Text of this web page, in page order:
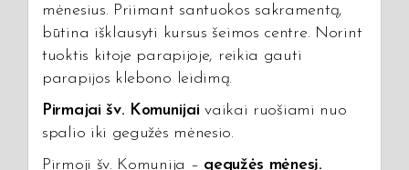
mėnesius. Priimant santuokos sakramentą,
būtina išklausyti kursus šeimos centre. Norint
tuoktis kitoje parapijoje, reikia gauti
parapijos klebono leidimą.
Pirmajai šv. Komunijai vaikai ruošiami nuo
spalio iki gegužės mėnesio.
Pirmoji šv. Komunija – gegužės mėnesį.